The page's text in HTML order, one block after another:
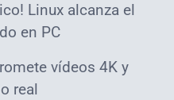
Linux alcanza el
en PC
vídeos 4K y
real